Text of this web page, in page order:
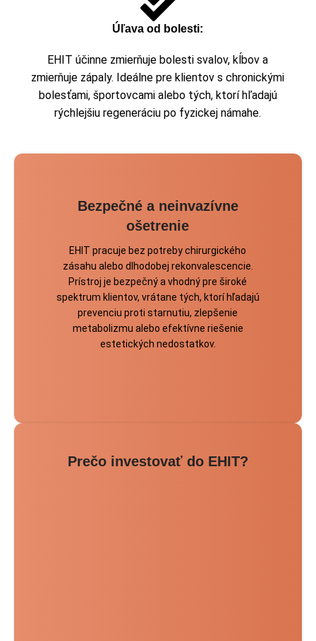
Úľava od bolesti:
EHIT účinne zmierňuje bolesti svalov, kĺbov a
zmierňuje zápaly. Ideálne pre klientov s chronickými
bolesťami, športovcami alebo tých, ktorí hľadajú
rýchlejšiu regeneráciu po fyzickej námahe.
Bezpečné a neinvazívne
ošetrenie
EHIT pracuje bez potreby chirurgického
zásahu alebo dlhodobej rekonvalescencie.
Prístroj je bezpečný a vhodný pre široké
spektrum klientov, vrátane tých, ktorí hľadajú
prevenciu proti starnutiu, zlepšenie
metabolizmu alebo efektívne riešenie
estetických nedostatkov.
Prečo investovať do EHIT?